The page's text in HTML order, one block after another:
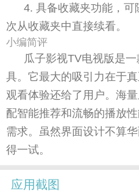
4. 具备收藏夹功能，
次从收藏夹中直接续看。
小编简评
瓜子影视TV电视版是
具。它最大的吸引力在于
观看体验还给了用户。海
配智能推荐和流畅的播放
需求。虽然界面设计不算
得一试。
应用截图